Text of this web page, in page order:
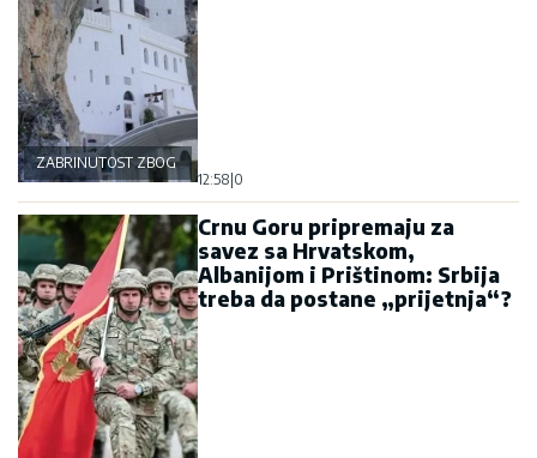
ZABRINUTOST ZBOG OSTROGA
12:58 0
Crnu Goru pripremaju za
savez sa Hrvatskom,
Albanijom i Prištinom: Srbija
treba da postane „prijetnja“?